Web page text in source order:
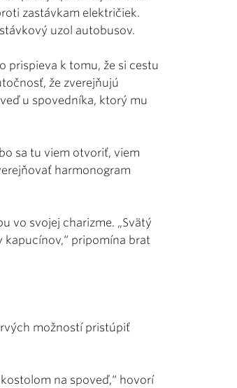
zastávkam električiek.
uzol autobusov.
prispieva k tomu, že si cestu
že zverejňujú
u spovedníka, ktorý mu
sa tu viem otvoriť, viem
harmonogram
vo svojej charizme. „Svätý
kapucínov,“ pripomína brat
možností pristúpiť
na spoveď,“ hovorí